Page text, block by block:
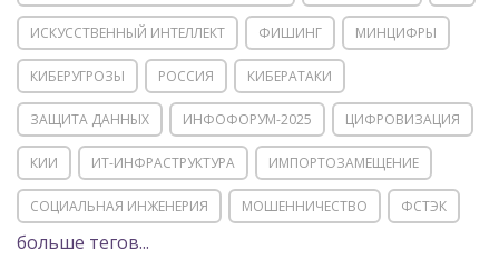
ИСКУССТВЕННЫЙ ИНТЕЛЛЕКТ ФИШИНГ МИНЦИФРЫ
КИБЕРУГРОЗЫ РОССИЯ КИБЕРАТАКИ
ЗАЩИТА ДАННЫХ ИНФОФОРУМ-2025 ЦИФРОВИЗАЦИЯ
КИИ ИТ-ИНФРАСТРУКТУРА ИМПОРТОЗАМЕЩЕНИЕ
СОЦИАЛЬНАЯ ИНЖЕНЕРИЯ МОШЕННИЧЕСТВО ФСТЭК
POSITIVE TECHNOLOGIES
больше тегов...